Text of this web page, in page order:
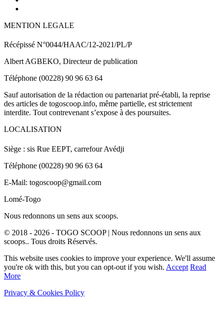
MENTION LEGALE
Récépissé N°0044/HAAC/12-2021/PL/P
Albert AGBEKO, Directeur de publication
Téléphone (00228) 90 96 63 64
Sauf autorisation de la rédaction ou partenariat pré-établi, la reprise
des articles de togoscoop.info, même partielle, est strictement
interdite. Tout contrevenant s’expose à des poursuites.
LOCALISATION
Siège : sis Rue EEPT, carrefour Avédji
Téléphone (00228) 90 96 63 64
E-Mail: togoscoop@gmail.com
Lomé-Togo
Nous redonnons un sens aux scoops.
© 2018 - 2026 - TOGO SCOOP | Nous redonnons un sens aux
scoops.. Tous droits Réservés.
This website uses cookies to improve your experience. We'll assume
you're ok with this, but you can opt-out if you wish. Accept Read
More
Privacy & Cookies Policy